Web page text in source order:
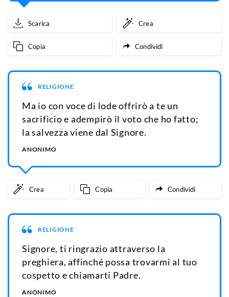
Scarica Crea
Copia Condividi
RELIGIONE
Ma io con voce di lode offrirò a te un
sacrificio e adempirò il voto che ho fatto;
la salvezza viene dal Signore.
ANONIMO
Crea Copia Condividi
RELIGIONE
Signore, ti ringrazio attraverso la
preghiera, affinché possa trovarmi al tuo
cospetto e chiamarti Padre.
ANONIMO